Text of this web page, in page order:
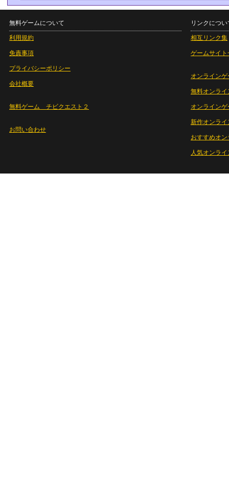
無料ゲームについて
利用規約
免責事項
プライバシーポリシー
会社概要
無料ゲーム チビクエスト２
お問い合わせ
リンクについ
相互リンク集
ゲームサイト
オンラインゲ
無料オンライ
オンライン
新作オンライ
おすすめオ
人気オンラ